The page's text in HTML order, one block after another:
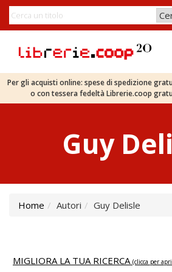
Per gli acquisti online: spese di spedizione
o con tessera fedeltà Librerie.coop
Guy
Home Autori Guy Delisle
MIGLIORA LA TUA RICERCA (clicca per